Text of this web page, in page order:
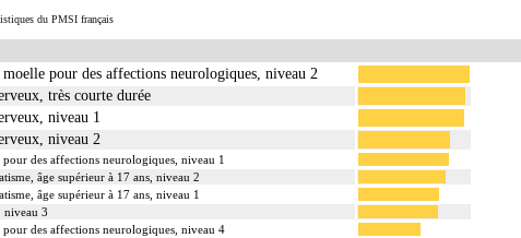
du PMSI français
pour des affections neurologiques, niveau 2
très courte durée
niveau 1
niveau 2
des affections neurologiques, niveau 1
âge supérieur à 17 ans, niveau 2
âge supérieur à 17 ans, niveau 1
niveau 3
des affections neurologiques, niveau 4